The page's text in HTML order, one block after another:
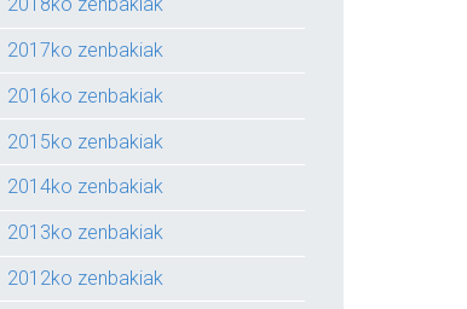
2017ko zenbakiak
2016ko zenbakiak
2015ko zenbakiak
2014ko zenbakiak
2013ko zenbakiak
2012ko zenbakiak